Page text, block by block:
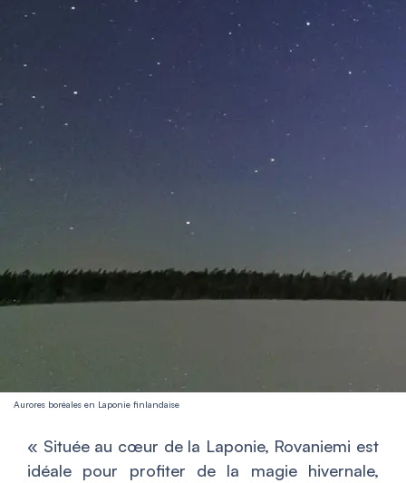
Aurores boréales en Laponie finlandaise
« Située au cœur de la Laponie, Rovaniemi est
idéale pour profiter de la magie hivernale,